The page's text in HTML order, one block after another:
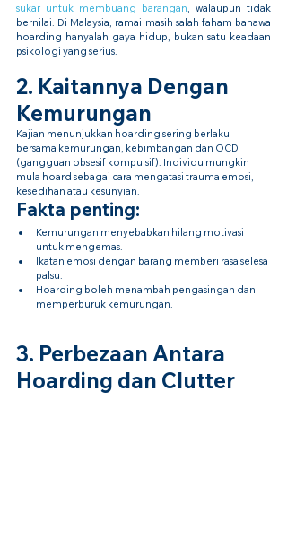
sukar untuk membuang barangan, walaupun tidak
bernilai. Di Malaysia, ramai masih salah faham bahawa
hoarding hanyalah gaya hidup, bukan satu keadaan
psikologi yang serius.
2. Kaitannya Dengan
Kemurungan
Kajian menunjukkan hoarding sering berlaku
bersama kemurungan, kebimbangan dan OCD
(gangguan obsesif kompulsif). Individu mungkin
mula hoard sebagai cara mengatasi trauma emosi,
kesedihan atau kesunyian.
Fakta penting:
Kemurungan menyebabkan hilang motivasi
untuk mengemas.
Ikatan emosi dengan barang memberi rasa selesa
palsu.
Hoarding boleh menambah pengasingan dan
memperburuk kemurungan.
3. Perbezaan Antara
Hoarding dan Clutter